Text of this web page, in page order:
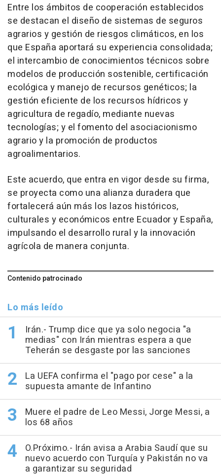
Entre los ámbitos de cooperación establecidos
se destacan el diseño de sistemas de seguros
agrarios y gestión de riesgos climáticos, en los
que España aportará su experiencia consolidada;
el intercambio de conocimientos técnicos sobre
modelos de producción sostenible, certificación
ecológica y manejo de recursos genéticos; la
gestión eficiente de los recursos hídricos y
agricultura de regadío, mediante nuevas
tecnologías; y el fomento del asociacionismo
agrario y la promoción de productos
agroalimentarios.
Este acuerdo, que entra en vigor desde su firma,
se proyecta como una alianza duradera que
fortalecerá aún más los lazos históricos,
culturales y económicos entre Ecuador y España,
impulsando el desarrollo rural y la innovación
agrícola de manera conjunta.
Contenido patrocinado
Lo más leído
Irán.- Trump dice que ya solo negocia "a
medias" con Irán mientras espera a que
Teherán se desgaste por las sanciones
La UEFA confirma el "pago por cese" a la
supuesta amante de Infantino
Muere el padre de Leo Messi, Jorge Messi, a
los 68 años
O.Próximo.- Irán avisa a Arabia Saudí que su
nuevo acuerdo con Turquía y Pakistán no va
a garantizar su seguridad